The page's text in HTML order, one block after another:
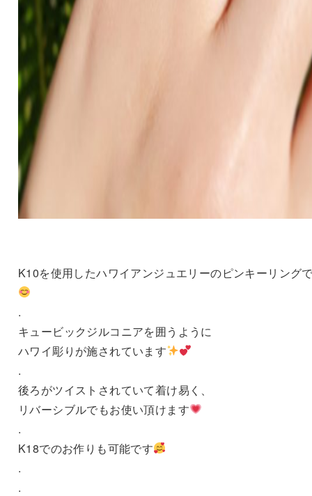
K10を使用したハワイアンジュエリーのピンキーリング
.
キュービックジルコニアを囲うように
ハワイ彫りが施されています
.
後ろがツイストされていて着け易く、
リバーシブルでもお使い頂けます
.
K18でのお作りも可能です
.
.